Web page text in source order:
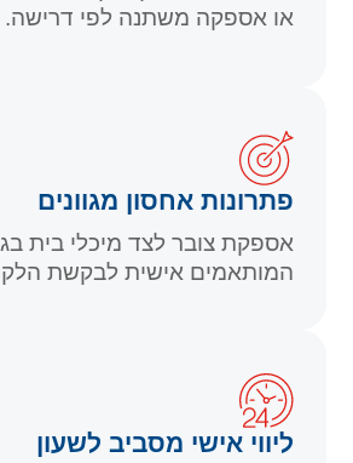
או אספקה משתנה לפי דרישה.
פתרונות אחסון מגוונים
אספקת צובר לצד מיכלי בית
המותאמים אישית לבקשת
ליווי אישי מסביב לשעון